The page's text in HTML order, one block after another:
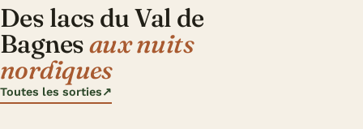
Des lacs du Val de
Bagnesaux nuits
nordiques
Toutes les sorties↗